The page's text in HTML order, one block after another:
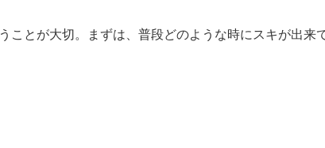
とが大切。まずは、普段どのような時にスキが出来